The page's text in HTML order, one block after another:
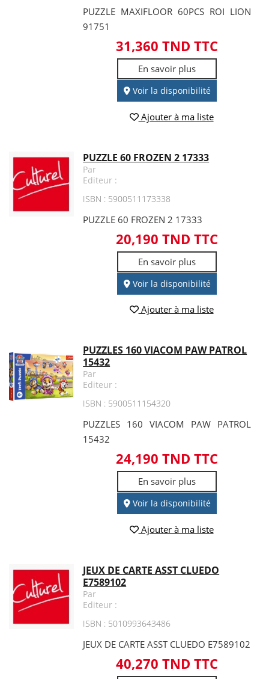
PUZZLE MAXIFLOOR 60PCS ROI LION
91751
31,360 TND TTC
En savoir plus
Voir la disponibilité
Ajouter à ma liste
PUZZLE 60 FROZEN 2 17333
Par
Editeur :
ISBN : 5900511173338
PUZZLE 60 FROZEN 2 17333
20,190 TND TTC
En savoir plus
Voir la disponibilité
Ajouter à ma liste
PUZZLES 160 VIACOM PAW PATROL
15432
Par
Editeur :
ISBN : 5900511154320
PUZZLES 160 VIACOM PAW PATROL
15432
24,190 TND TTC
En savoir plus
Voir la disponibilité
Ajouter à ma liste
JEUX DE CARTE ASST CLUEDO
E7589102
Par
Editeur :
ISBN : 5010993643486
JEUX DE CARTE ASST CLUEDO E7589102
40,270 TND TTC